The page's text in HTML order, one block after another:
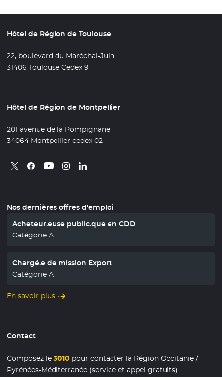
Hôtel de Région de Toulouse
22, boulevard du Maréchal-Juin
31406 Toulouse Cedex 9
Hôtel de Région de Montpellier
201 avenue de la Pompignane
34064 Montpellier cedex 02
Retrouvez nous sur X
- Nouvelle fenêtre
Retrouvez nous sur Facebook
- Nouvelle fenêtre
Retrouvez nous sur Youtube
- Nouvelle fenêtre
Retrouvez nous sur Instagram
- Nouvelle fenêtre
Retrouvez nous sur Linkedin
- Nouvelle fenêtre
Nos dernières offres d'emploi
Acheteur.euse public.que en CDD
Catégorie A
Chargé.e de mission Export
Catégorie A
En savoir plus
Contact
Composez le3010 pour contacter la Région Occitanie /
Pyrénées-Méditerranée (service et appel gratuits)